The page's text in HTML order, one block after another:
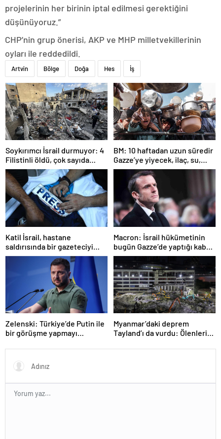
projelerinin her birinin iptal edilmesi gerektiğini
düşünüyoruz.”
CHP’nin grup önerisi, AKP ve MHP milletvekillerinin
oyları ile reddedildi.
Artvin Bölge Doğa Hes İş
Soykırımcı İsrail durmuyor: 4
Filistinli öldü, çok sayıda
yaralı var
BM: 10 haftadan uzun süredir
Gazze’ye yiyecek, ilaç, su,
çadır girmedi
Katil İsrail, hastane
saldırısında bir gazeteciyi
öldürdüğünü itiraf etti
Macron: İsrail hükümetinin
bugün Gazze’de yaptığı kabul
edilemez
Zelenski: Türkiye’de Putin ile
bir görüşme yapmayı
Myanmar’daki deprem
Tayland’ı da vurdu: Ölenlerin